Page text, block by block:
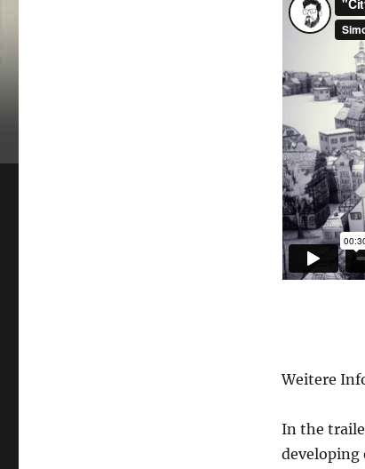
Weitere
In the
developing